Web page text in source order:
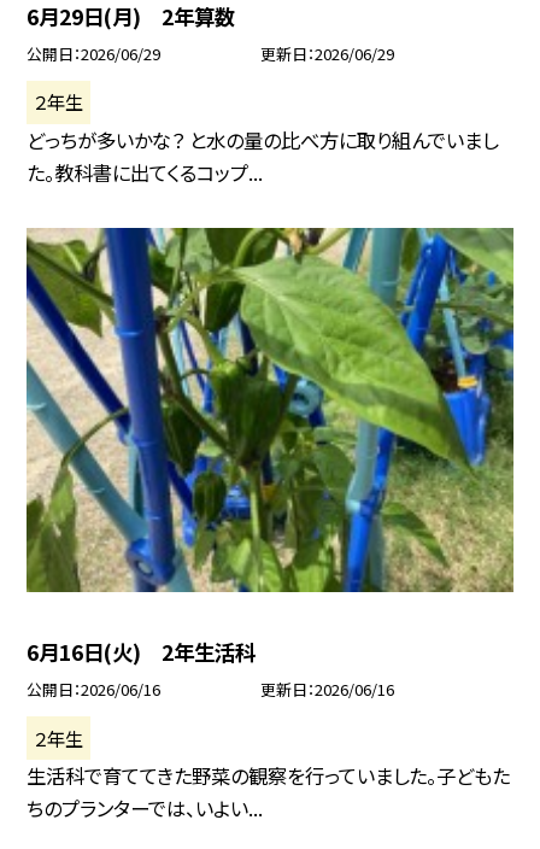
6月29日(月) 2年算数
公開日 2026/06/29 更新日 2026/06/29
２年生
どっちが多いかな？ と水の量の比べ方に取り組んでいまし
た。教科書に出てくるコップ...
6月16日(火) 2年生活科
公開日 2026/06/16 更新日 2026/06/16
２年生
生活科で育ててきた野菜の観察を行っていました。子どもた
ちのプランターでは、いよい...